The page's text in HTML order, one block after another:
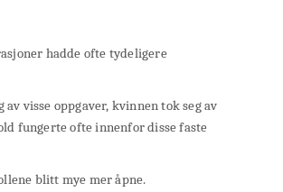
hadde ofte tydeligere
av visse oppgaver, kvinnen tok seg av
fungerte ofte innenfor disse faste
blitt mye mer åpne.